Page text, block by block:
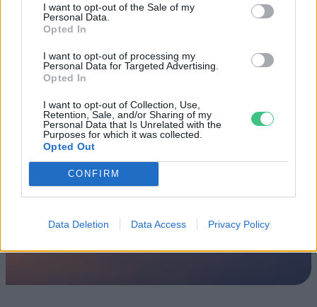
I want to opt-out of the Sale of my
Personal Data.
Opted In
I want to opt-out of processing my
Personal Data for Targeted Advertising.
Opted In
I want to opt-out of Collection, Use,
Retention, Sale, and/or Sharing of my
Personal Data that Is Unrelated with the
Purposes for which it was collected.
Opted Out
CONFIRM
Data Deletion Data Access Privacy Policy
Szedd magad őszibarack: itt vannak
a legjobb lelőhelyek!
SZEMLE